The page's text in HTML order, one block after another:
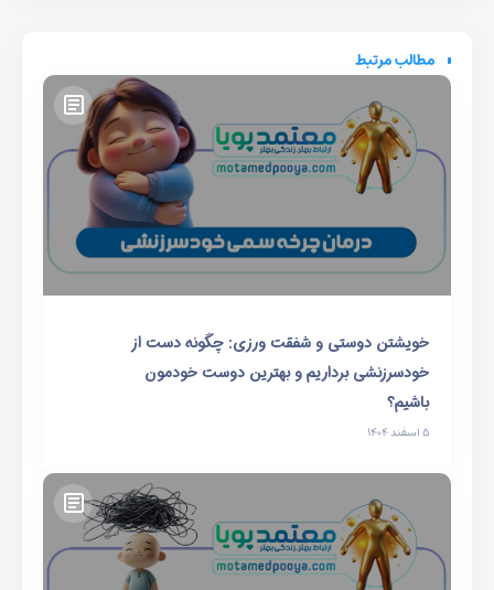
مطالب مرتبط
خویشتن دوستی و شفقت ورزی: چگونه دست از
خودسرزنشی برداریم و بهترین دوست خودمون
باشیم؟
۵ اسفند ۱۴۰۴